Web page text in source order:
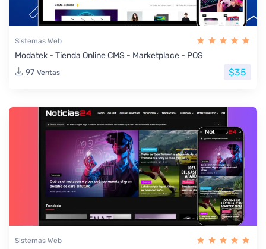
Sistemas Web
Modatek - Tienda Online CMS - Marketplace - POS
97 Ventas $35
Sistemas Web